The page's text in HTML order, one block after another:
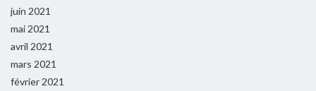
juin 2021
mai 2021
avril 2021
mars 2021
février 2021